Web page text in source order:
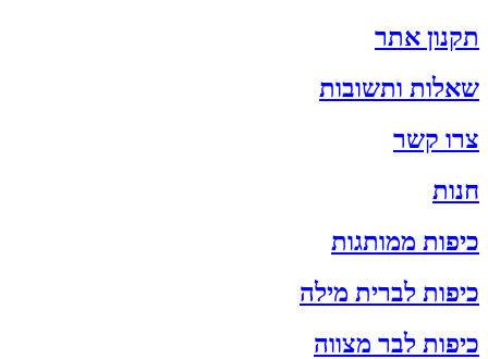
תקנון אתר
שאלות ותשובות
צרו קשר
חנות
כיפות ממותגות
כיפות לברית מילה
כיפות לבר מצווה